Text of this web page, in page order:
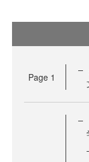
Page 1